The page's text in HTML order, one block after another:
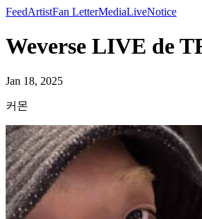
FeedArtistFan LetterMediaLiveNotice
Weverse LIVE de
Jan 18, 2025
커몬